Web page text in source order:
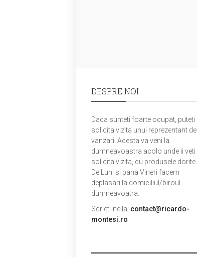
DESPRE NOI
Daca sunteti foarte ocupat, puteti
solicita vizita unui reprezentant de
vanzari. Acesta va veni la
dumneavoastra acolo unde ii veti
solicita vizita, cu produsele dorite.
De Luni si pana Vineri facem
deplasari la domiciliul/biroul
dumneavoatra.
Scrieti-ne la: contact@ricardo-
montesi.ro